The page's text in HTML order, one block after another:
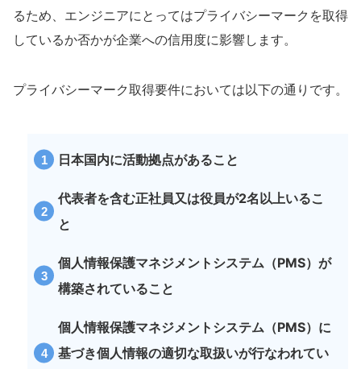
るため、エンジニアにとってはプライバシーマークを取得
しているか否かが企業への信用度に影響します。
プライバシーマーク取得要件においては以下の通りです。
日本国内に活動拠点があること
代表者を含む正社員又は役員が2名以上いるこ
と
個人情報保護マネジメントシステム（PMS）が
構築されていること
個人情報保護マネジメントシステム（PMS）に
基づき個人情報の適切な取扱いが行なわれてい